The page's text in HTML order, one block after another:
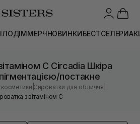
ДІММЕРЧНОВИНКИБЕСТСЕЛЕРИ
С Circadia Шкіра
постакне
косметики |Сироватки для обличчя
з вітаміном С